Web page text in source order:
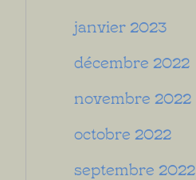
janvier 2023
décembre 2022
novembre 2022
octobre 2022
septembre 2022